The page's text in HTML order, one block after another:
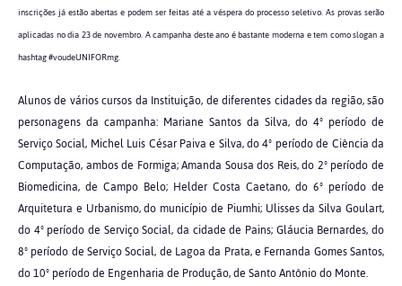
inscrições já estão abertas e podem ser feitas até a véspera do processo seletivo. As provas serão
aplicadas no dia 23 de novembro. A campanha deste ano é bastante moderna e tem como slogan a
hashtag #voudeUNIFORmg.
Alunos de vários cursos da Instituição, de diferentes cidades da região, são
personagens da campanha: Mariane Santos da Silva, do 4º período de
Serviço Social, Michel Luis César Paiva e Silva, do 4º período de Ciência da
Computação, ambos de Formiga; Amanda Sousa dos Reis, do 2º período de
Biomedicina, de Campo Belo; Helder Costa Caetano, do 6º período de
Arquitetura e Urbanismo, do município de Piumhi; Ulisses da Silva Goulart,
do 4º período de Serviço Social, da cidade de Pains; Gláucia Bernardes, do
8º período de Serviço Social, de Lagoa da Prata, e Fernanda Gomes Santos,
do 10º período de Engenharia de Produção, de Santo Antônio do Monte.